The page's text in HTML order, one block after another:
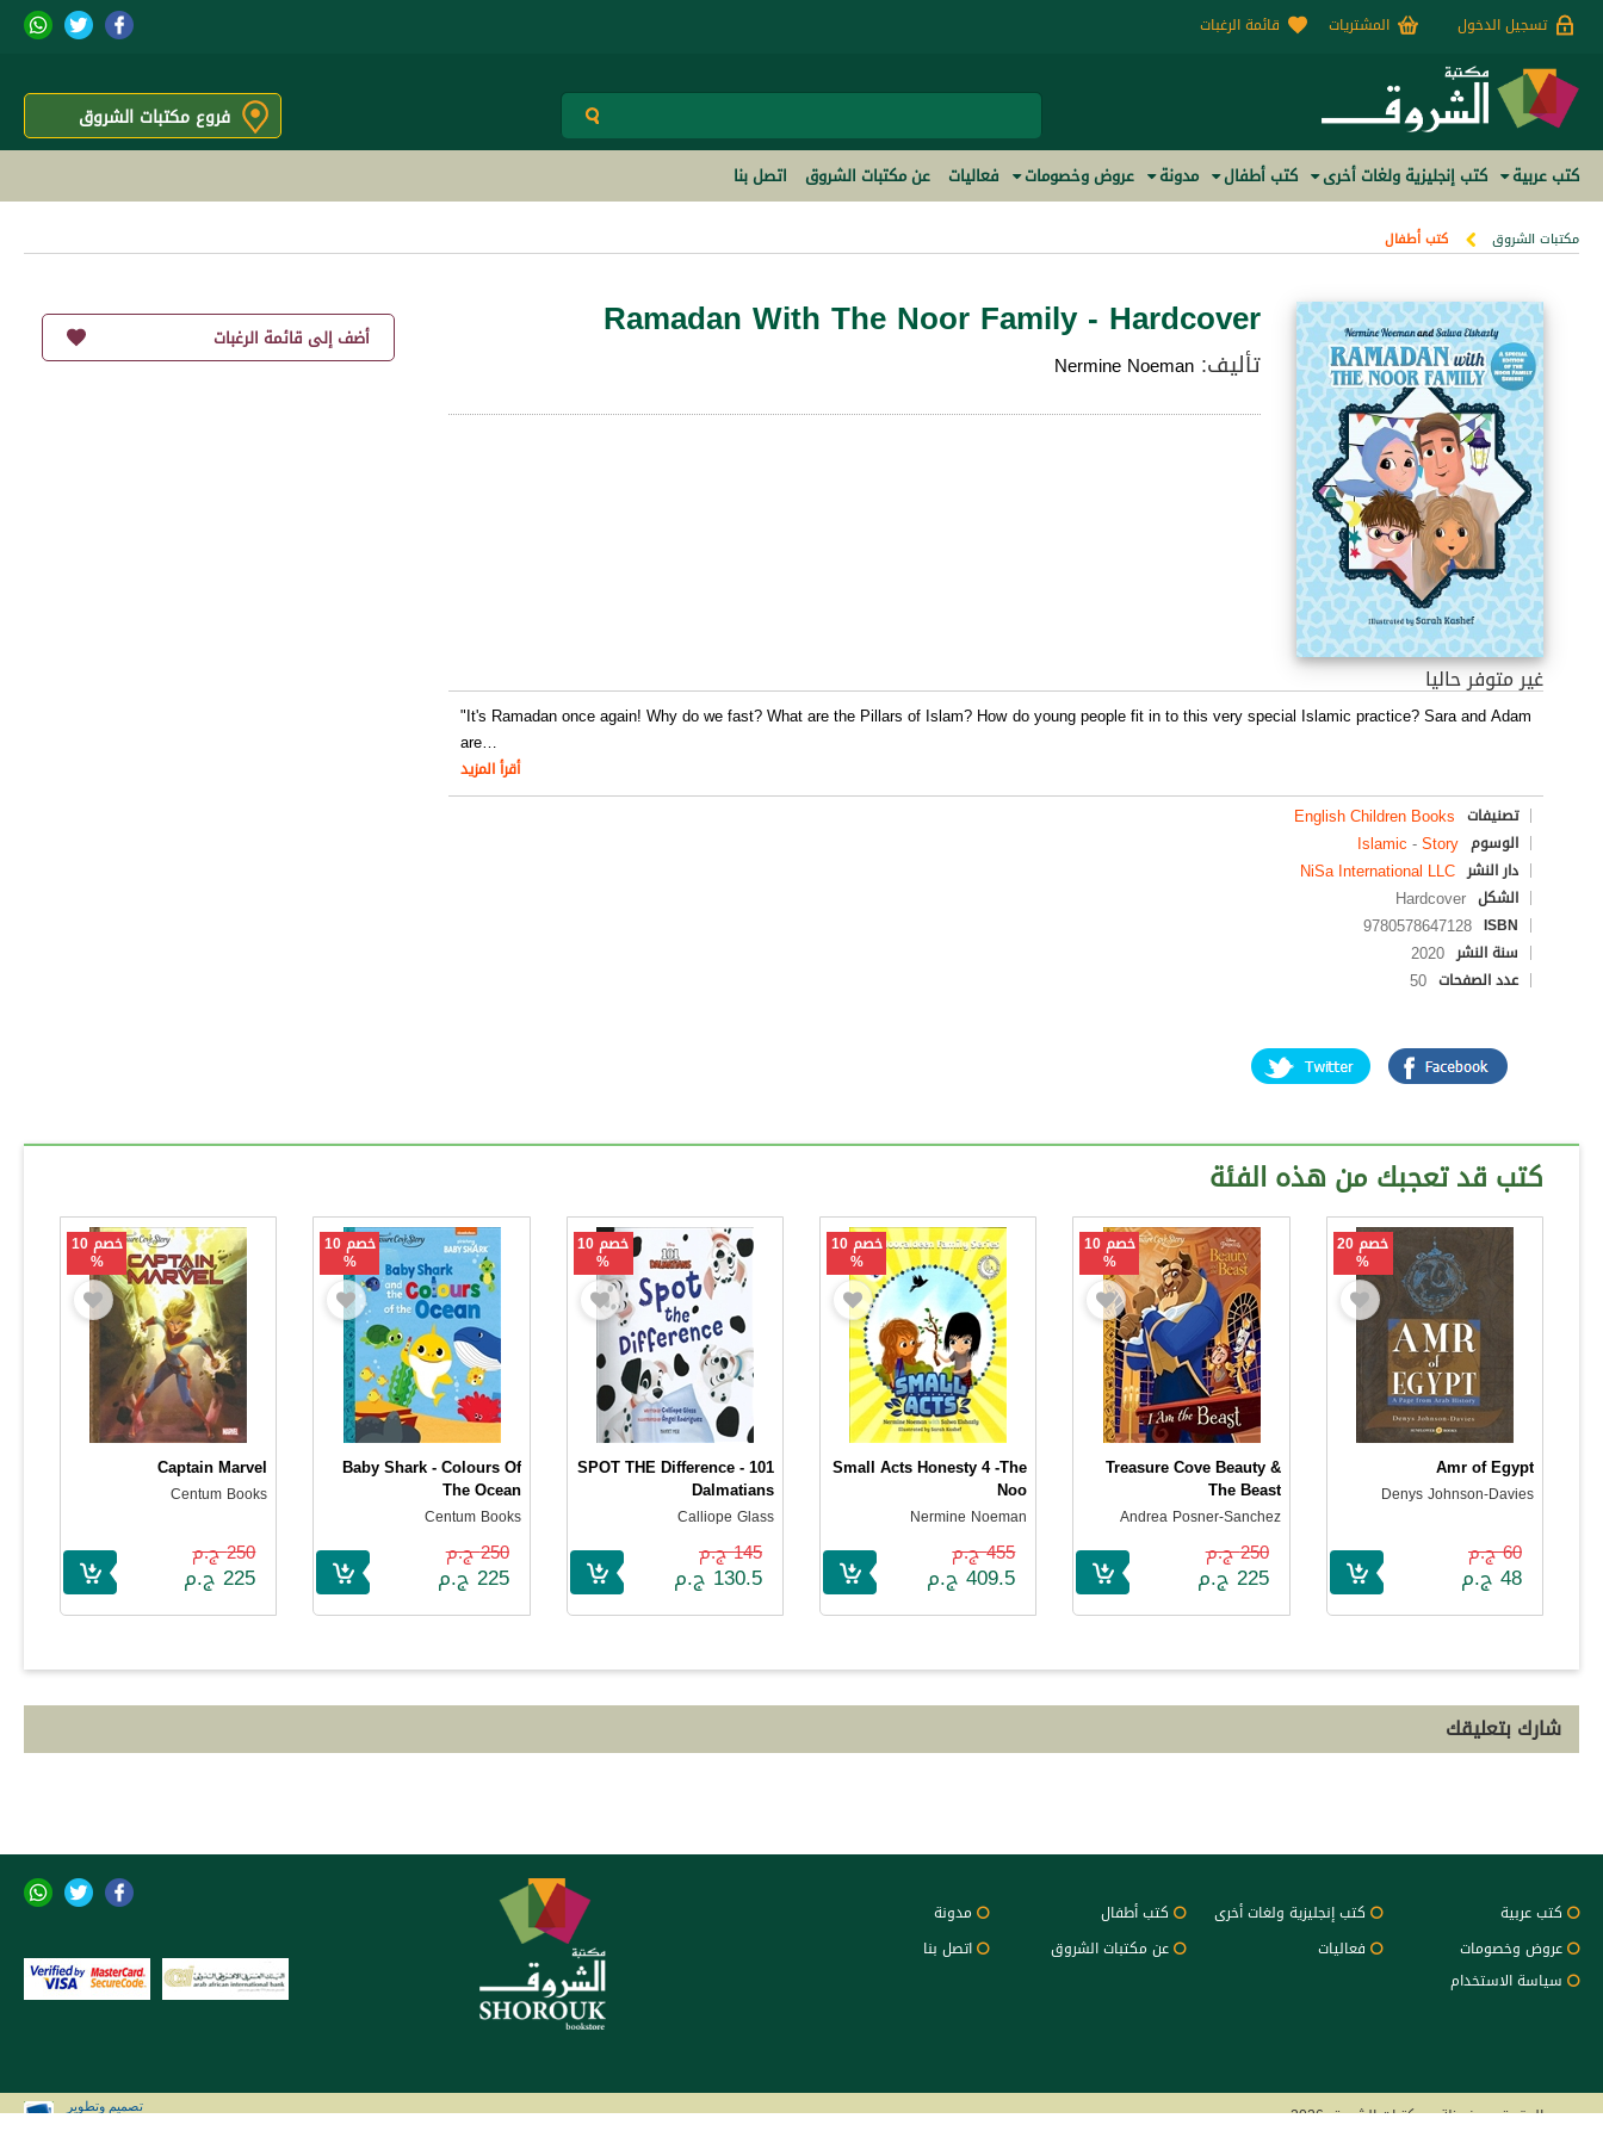
تسجيل الدخول المشتريات قائمة الرغبات
فروع مكتبات الشروق
كتب عربية كتب إنجليزية ولغات أخرى كتب أطفال مدونة عروض وخصومات فعاليات عن مكتبات الشروق اتصل بنا
مكتبات الشروق كتب أطفال
Ramadan With The Noor Family - Hardcover
تأليف: Nermine Noeman
غير متوفر حاليا
"It's Ramadan once again! Why do we fast? What are the Pillars of Islam? How do young people fit in to this very special Islamic practice? Sara and Adam
are…
أقرأ المزيد
تصنيفات English Children Books
الوسوم Islamic -Story
دار النشر NiSa International LLC
الشكل Hardcover
ISBN
9780578647128
سنة النشر 2020
عدد الصفحات 50
أضف إلى قائمة الرغبات
كتب قد تعجبك من هذه الفئة
خصم 20
%
Amr of Egypt
Denys Johnson-Davies
60 ج.م
48 ج.م
خصم 10
%
Treasure Cove Beauty &
The Beast
Andrea Posner-Sanchez
250 ج.م
225 ج.م
خصم 10
%
Small Acts Honesty 4 -The
Noo
Nermine Noeman
455 ج.م
409.5 ج.م
خصم 10
%
SPOT THE Difference - 101
Dalmatians
Calliope Glass
145 ج.م
130.5 ج.م
خصم 10
%
Baby Shark - Colours Of
The Ocean
Centum Books
250 ج.م
225 ج.م
خصم 10
%
Captain Marvel
Centum Books
250 ج.م
225 ج.م
شارك بتعليقك
كتب عربية كتب إنجليزية ولغات أخرى كتب أطفال
مدونة
عروض وخصومات
فعاليات عن مكتبات الشروق
اتصل بنا
سياسة الاستخدام
جميع الحقوق محفوظة - مكتبات الشروق 2026
تصميم وتطوير